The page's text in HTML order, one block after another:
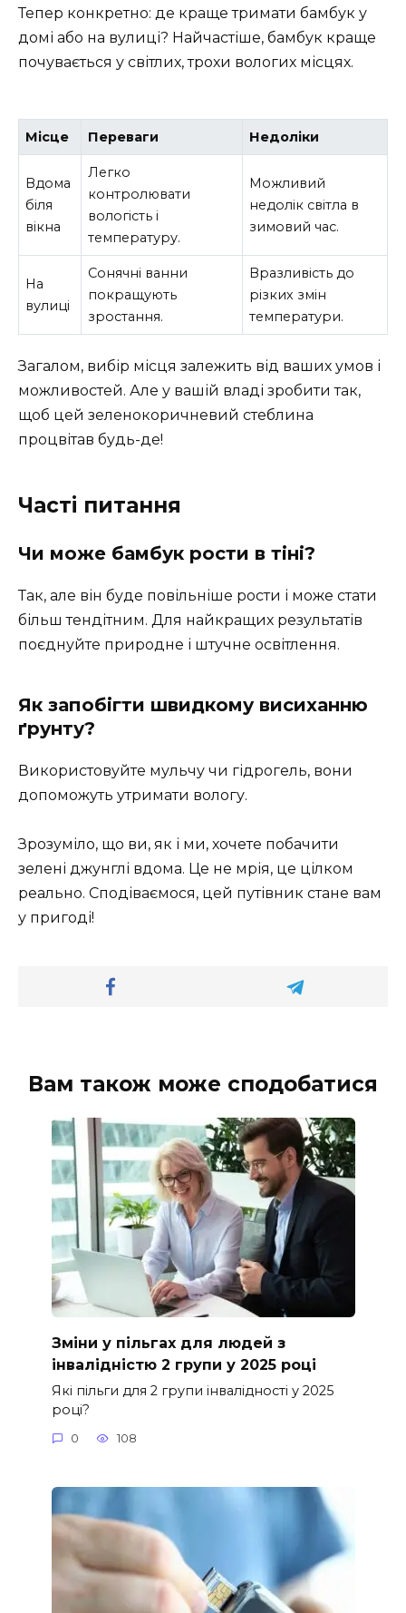
Тепер конкретно: де краще тримати бамбук у
домі або на вулиці? Найчастіше, бамбук краще
почувається у світлих, трохи вологих місцях.
Місце Переваги Недоліки
Вдома
біля
вікна
Легко
контролювати
вологість і
температуру.
Можливий
недолік світла в
зимовий час.
На
вулиці
Сонячні ванни
покращують
зростання.
Вразливість до
різких змін
температури.
Загалом, вибір місця залежить від ваших умов і
можливостей. Але у вашій владі зробити так,
щоб цей зеленокоричневий стеблина
процвітав будь-де!
Часті питання
Чи може бамбук рости в тіні?
Так, але він буде повільніше рости і може стати
більш тендітним. Для найкращих результатів
поєднуйте природне і штучне освітлення.
Як запобігти швидкому висиханню
ґрунту?
Використовуйте мульчу чи гідрогель, вони
допоможуть утримати вологу.
Зрозуміло, що ви, як і ми, хочете побачити
зелені джунглі вдома. Це не мрія, це цілком
реально. Сподіваємося, цей путівник стане вам
у пригоді!
Вам також може сподобатися
Зміни у пільгах для людей з
інвалідністю 2 групи у 2025 році
Які пільги для 2 групи інвалідності у 2025
році?
0 108